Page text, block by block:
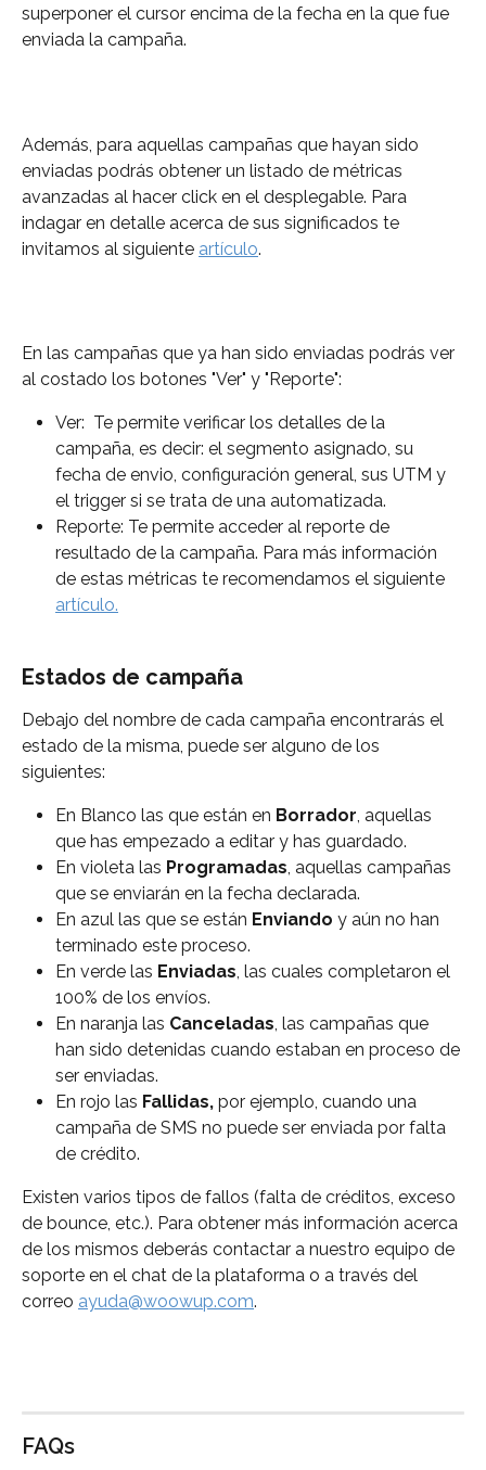
superponer el cursor encima de la fecha en la que fue
enviada la campaña.
Además, para aquellas campañas que hayan sido
enviadas podrás obtener un listado de métricas
avanzadas al hacer click en el desplegable. Para
indagar en detalle acerca de sus significados te
invitamos al siguiente artículo.
En las campañas que ya han sido enviadas podrás ver
al costado los botones "Ver" y "Reporte":
Ver:  Te permite verificar los detalles de la
campaña, es decir: el segmento asignado, su
fecha de envio, configuración general, sus UTM y
el trigger si se trata de una automatizada.
Reporte: Te permite acceder al reporte de
resultado de la campaña. Para más información
de estas métricas te recomendamos el siguiente
artículo.
Estados de campaña
Debajo del nombre de cada campaña encontrarás el
estado de la misma, puede ser alguno de los
siguientes:
En Blanco las que están en Borrador , aquellas
que has empezado a editar y has guardado.
En violeta las Programadas , aquellas campañas
que se enviarán en la fecha declarada.
En azul las que se están Enviando y aún no han
terminado este proceso.
En verde las Enviadas , las cuales completaron el
100% de los envíos.
En naranja las Canceladas , las campañas que
han sido detenidas cuando estaban en proceso de
ser enviadas.
En rojo las Fallidas, por ejemplo, cuando una
campaña de SMS no puede ser enviada por falta
de crédito.
Existen varios tipos de fallos (falta de créditos, exceso
de bounce, etc.). Para obtener más información acerca
de los mismos deberás contactar a nuestro equipo de
soporte en el chat de la plataforma o a través del
correo ayuda@woowup.com.
FAQs